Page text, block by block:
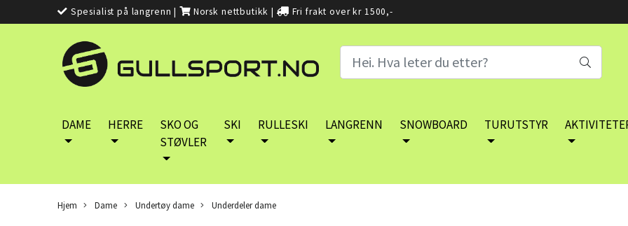
Spesialist på langrenn | Norsk nettbutikk | Fri frakt over kr 1500,-
DAME HERRE
SKO OG
STØVLER
SKI RULLESKI LANGRENN SNOWBOARD TURUTSTYR
Hjem Dame Undertøy dame Underdeler dame